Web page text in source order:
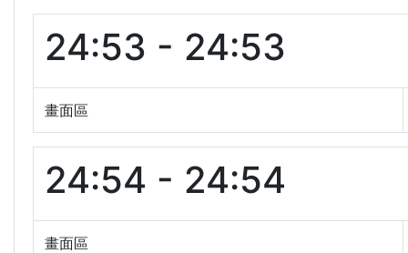
24:53 - 24:53
畫面區
24:54 - 24:54
畫面區